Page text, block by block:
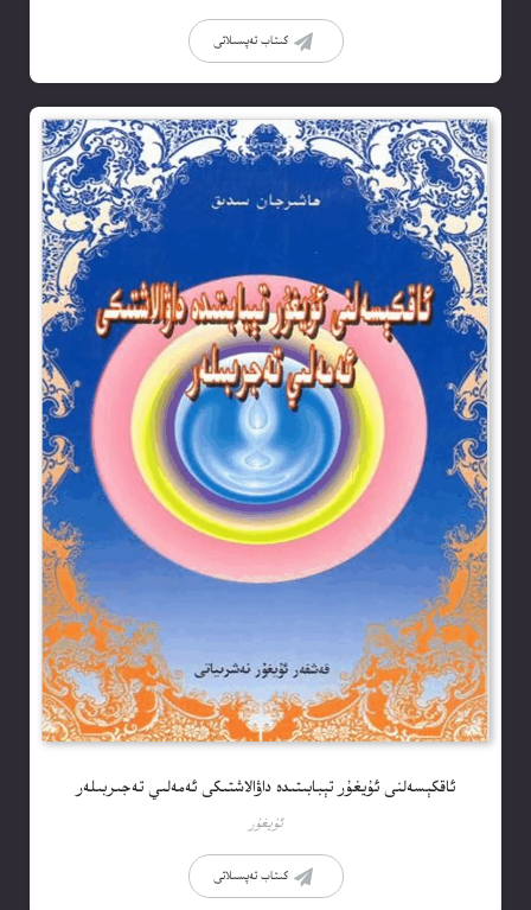
كىتاب تەپسىلاتى
ئاقكېسەلنى ئۇيغۇر تېبابىتىدە داۋالاشتىكى ئەمەلىي تەجىربىلەر
ئۇيغۇر
كىتاب تەپسىلاتى